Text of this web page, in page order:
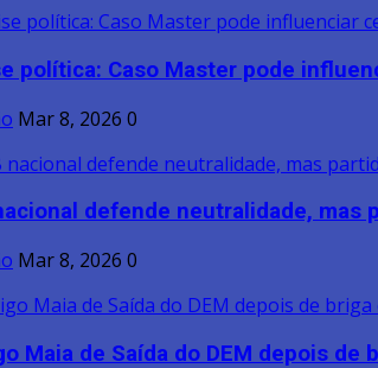
política: Caso Master pode
Mar 8, 2026 0
defende neutralidade, mas
Mar 8, 2026 0
Maia de Saída do DEM depois de